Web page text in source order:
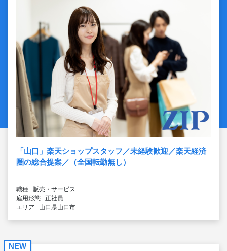
「山口」楽天ショップスタッフ／未経験歓迎／楽天経済
圏の総合提案／（全国転勤無し）
職種 : 販売・サービス
雇用形態 : 正社員
エリア : 山口県山口市
NEW